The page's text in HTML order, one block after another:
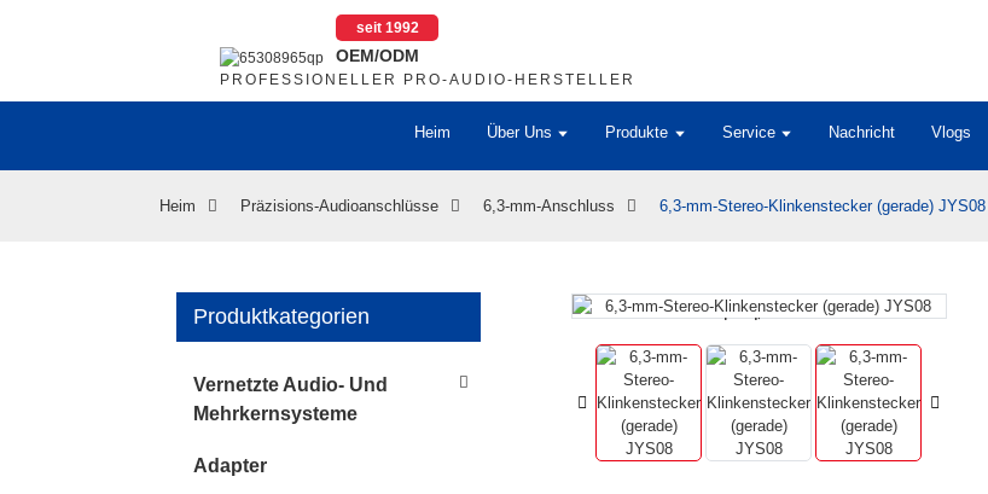
seit 1992
OEM/ODM
PROFESSIONELLER PRO-AUDIO-HERSTELLER
Heim Über Uns Produkte Service Nachricht Vlogs
Heim Präzisions-Audioanschlüsse 6,3-mm-Anschluss 6,3-mm-Stereo-Klinkenstecker (gerade) JYS08
Produktkategorien
Vernetzte Audio- Und
Mehrkernsysteme
Adapter
Loading...
Loading... Loading...
Loading...